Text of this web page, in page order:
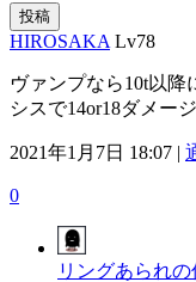
投稿
HIROSAKA Lv78
ヴァンプなら10t以
シスで14or18ダメー
2021年1月7日 18:07 |
0
リングあられの